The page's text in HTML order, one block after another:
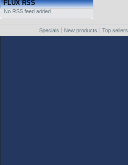
FLUX RSS
No RSS feed added
Specials New products Top sellers